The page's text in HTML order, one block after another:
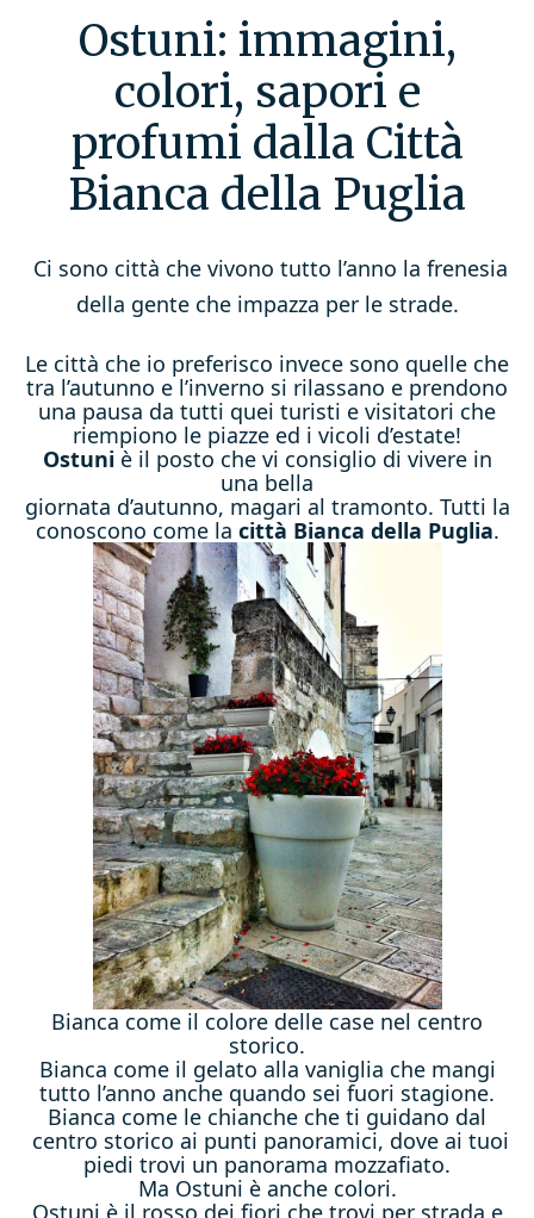
Ostuni: immagini,
colori, sapori e
profumi dalla Città
Bianca della Puglia
Ci sono città che vivono tutto l’anno la frenesia
della gente che impazza per le strade.
Le città che io preferisco invece sono quelle che
tra l’autunno e l’inverno si rilassano e prendono
una pausa da tutti quei turisti e visitatori che
riempiono le piazze ed i vicoli d’estate!
Ostuniè il posto che vi consiglio di vivere in
una bella
giornata d’autunno, magari al tramonto. Tutti la
conoscono come la città Bianca della Puglia.
Bianca come il colore delle case nel centro
storico.
Bianca come il gelato alla vaniglia che mangi
tutto l’anno anche quando sei fuori stagione.
Bianca come le chianche che ti guidano dal
centro storico ai punti panoramici, dove ai tuoi
piedi trovi un panorama mozzafiato.
Ma Ostuni è anche colori.
Ostuni è il rosso dei fiori che trovi per strada e